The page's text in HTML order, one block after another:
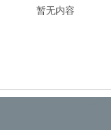
暂无内容